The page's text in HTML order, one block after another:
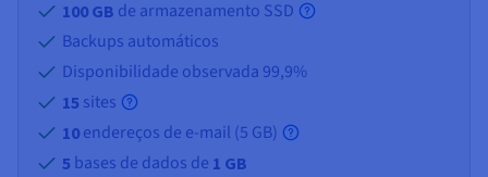
100 GB de armazenamento SSD
Backups automáticos
Disponibilidade observada 99,9%
15 sites
10 endereços de e-mail (5 GB)
5 bases de dados de 1 GB